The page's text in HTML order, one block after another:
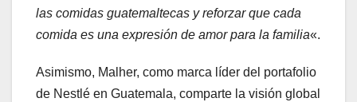
las comidas guatemaltecas y reforzar que cada
comida es una expresión de amor para la familia«.
Asimismo, Malher, como marca líder del portafolio
de Nestlé en Guatemala, comparte la visión global